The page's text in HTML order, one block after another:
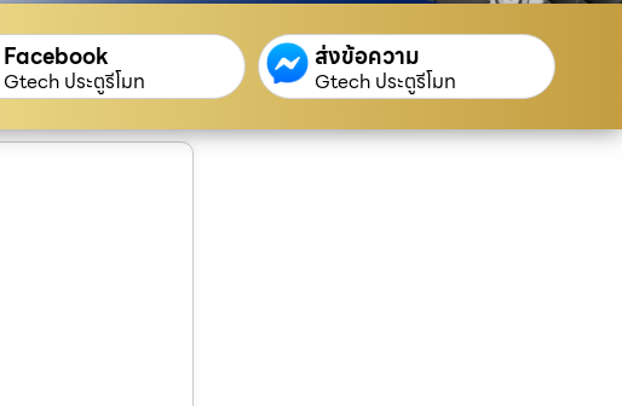
Facebook
Gtech ประตูรีโมท
ส่งข้อความ
Gtech ประตูรีโมท